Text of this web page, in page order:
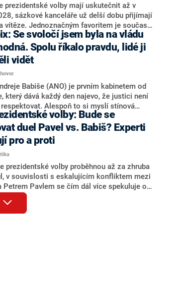
redakci řekl, že počítá s odchodem
senátorů z klubu a že Naše Česko není
soupeř.
prezidentské volby mají uskutečnit až v
sázkové kanceláře už delší dobu přijímají
vítěze. Jednoznačným favoritem je současná
Petr Pavel. Daleko za ním pak bookmakeři
výrazné politiky ANO, tedy premiéra
a ministra průmyslu Karla Havlíčka.
tipem samotných sázkařů je poslanec za
Filip Turek. Politolog Jan Kubáček nicméně
kandidatuře kohokoliv ze zmíněné trojice
Podle něj současná koalice dosud
která by Pavlovi mohla konkurovat.
Se svoločí jsem byla na vládu
Spolu říkalo pravdu, lidé ji
vidět
Babiše (ANO) je prvním kabinetem od
který dává každý den najevo, že justici není
respektovat. Alespoň to si myslí stínová
spravedlnosti ODS Eva Decroix. V
pro CNN Prima NEWS si nebrala servítky
politického výkonu svého nástupce Jeronýma
ANO) či vládní zmocněnkyně pro lidská
Malé (ANO). Označením „svoloč“ na
prý byla ještě hodná. Decroix se také
porážce koalice Spolu či promluvila o
Česko Martina Kuby.
duel Pavel vs. Babiš? Experti
pro a proti
prezidentské volby proběhnou až za zhruba
v souvislosti s eskalujícím konfliktem mezi
Petrem Pavlem se čím dál více spekuluje o
by do bitvy o Hrad mohla vyslat současná
političtí komentátoři znovu vytahují
Andreje Babiše (ANO). Jak moc je